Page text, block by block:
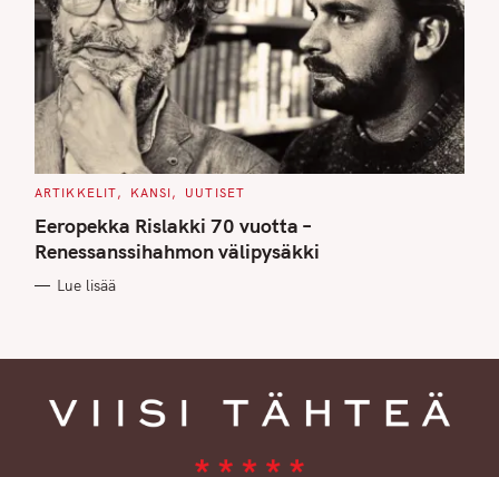
C
T
E
G
O
I
ARTIKKELIT KANSI UUTISET
Eeropekka Rislakki 70 vuotta –
Renessanssihahmon välipysäkki
Lue lisää